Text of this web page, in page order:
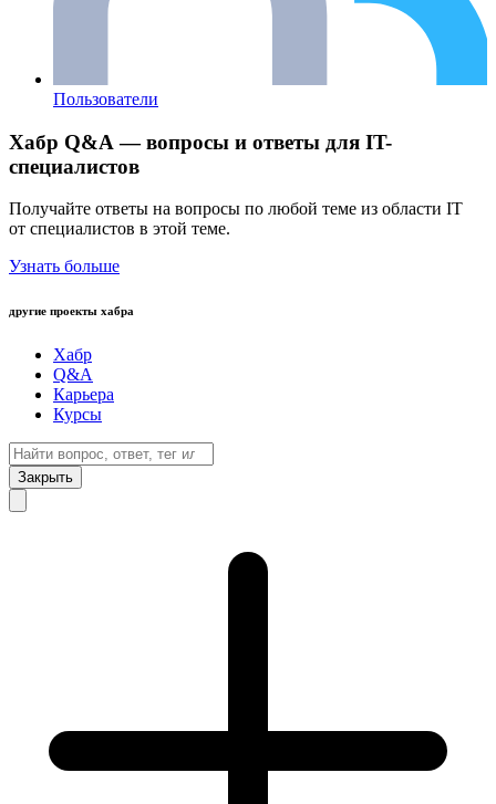
Пользователи
Хабр Q&A — вопросы и ответы для IT-
специалистов
Получайте ответы на вопросы по любой теме из области IT
от специалистов в этой теме.
Узнать больше
другие проекты хабра
Хабр
Q&A
Карьера
Курсы
Закрыть